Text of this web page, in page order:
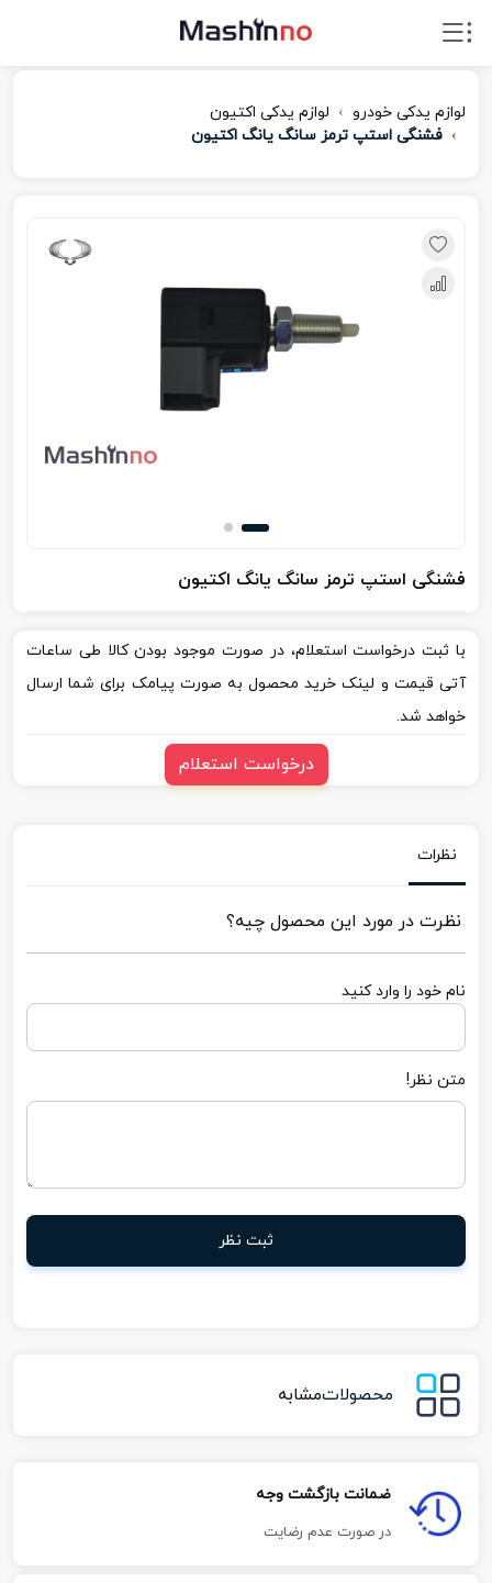
لوازم یدکی خودرو
لوازم یدکی اکتیون
فشنگی استپ ترمز سانگ یانگ اکتیون
فشنگی استپ ترمز سانگ یانگ اکتیون
با ثبت درخواست استعلام، در صورت موجود بودن کالا طی ساعات
آتی قیمت و لینک خرید محصول به صورت پیامک برای شما ارسال
خواهد شد.
درخواست استعلام
نظرات
نظرت در مورد این محصول چیه؟
نام خود را وارد کنید
متن نظر!
ثبت نظر
محصولاتمشابه
ضمانت بازگشت وجه
در صورت عدم رضایت